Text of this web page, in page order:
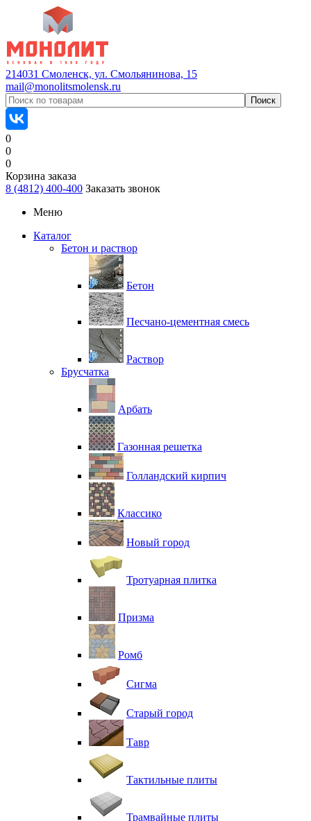
214031 Смоленск, ул. Смольянинова, 15
mail@monolitsmolensk.ru
0
0
0
Корзина заказа
8 (4812) 400-400 Заказать звонок
Меню
Каталог
Бетон и раствор
Бетон
Песчано-цементная смесь
Раствор
Брусчатка
Арбать
Газонная решетка
Голландский кирпич
Классико
Новый город
Тротуарная плитка
Призма
Ромб
Сигма
Старый город
Тавр
Тактильные плиты
Трамвайные плиты